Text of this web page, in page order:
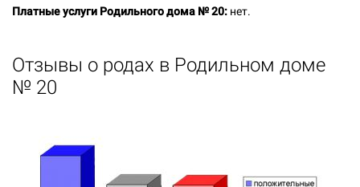
Платные услуги Родильного дома № 20: нет.
Отзывы о родах в Родильном доме
№ 20